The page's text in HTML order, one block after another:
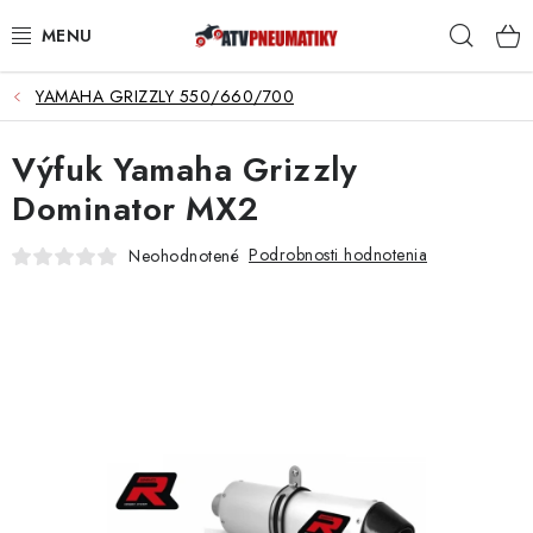
na
PNEUMATIKY
DISKY
ROZŠIROVACIE PODLOŽKY
KRYTY PODVOZKU
YAMAHA GRIZZLY 550/660/700
Výfuk Yamaha Grizzly
Dominator MX2
Neohodnotené Podrobnosti hodnotenia